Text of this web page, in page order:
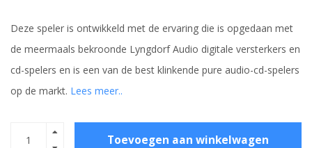
Deze speler is ontwikkeld met de ervaring die is opgedaan met
de meermaals bekroonde Lyngdorf Audio digitale versterkers en
cd-spelers en is een van de best klinkende pure audio-cd-spelers
op de markt. Lees meer..
Toevoegen aan winkelwagen